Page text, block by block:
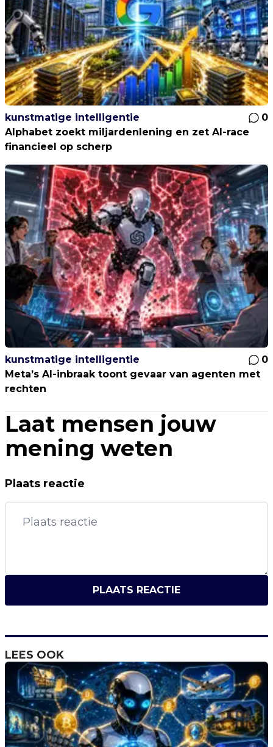
kunstmatige intelligentie
0
Alphabet zoekt miljardenlening en zet AI-race
financieel op scherp
kunstmatige intelligentie
0
Meta’s AI-inbraak toont gevaar van agenten met
rechten
Laat mensen jouw
mening weten
Plaats reactie
PLAATS REACTIE
LEES OOK